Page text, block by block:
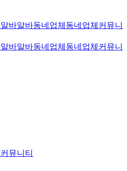
알바알바동네업체 동네업체 커뮤니
알바알바동네업체 동네업체 커뮤니
커뮤니티